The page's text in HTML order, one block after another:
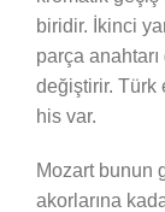
biridir. İkinci
parça
değiştirir. Türk
his var.
Mozart bunun
akorlarına